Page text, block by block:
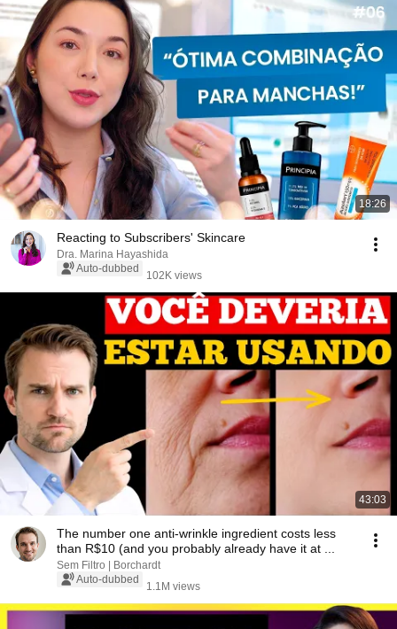
18:26
Reacting to Subscribers' Skincare
Dra. Marina Hayashida
Auto-dubbed
102K views
43:03
The number one anti-wrinkle ingredient costs less
than R$10 (and you probably already have it at ...
Sem Filtro | Borchardt
Auto-dubbed
1.1M views